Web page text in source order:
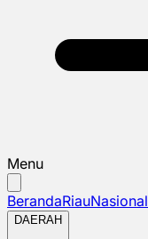
Menu
BerandaRiauNasional
DAERAH